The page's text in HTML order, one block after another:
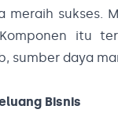
sukses.
itu
sumber daya
Bisnis